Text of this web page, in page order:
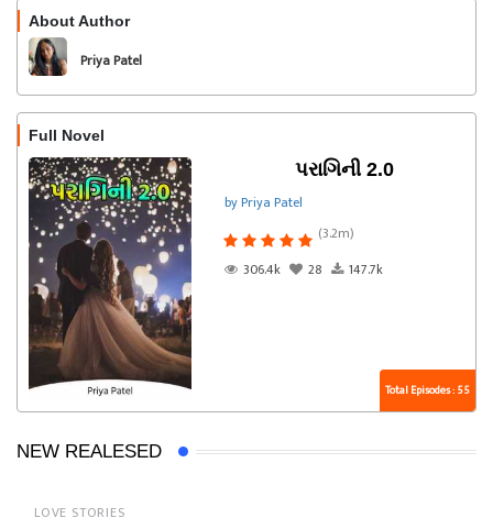
About Author
Priya Patel
Full Novel
પરાગિની 2.0
by Priya Patel
(3.2m)
306.4k
28 147.7k
Total Episodes : 55
NEW REALESED
LOVE STORIES